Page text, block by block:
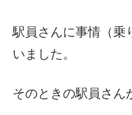
駅員さんに事情（乗
いました。
そのときの駅員さん